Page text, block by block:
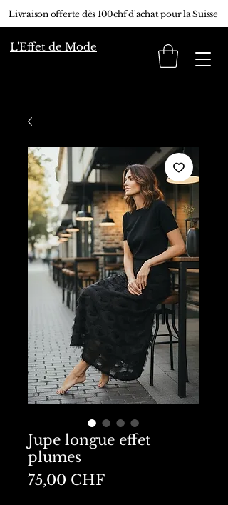
Livraison offerte dès 100chf d'achat pour la Suisse
L'Effet de Mode
Jupe longue effet
plumes
75,00 CHFPreis